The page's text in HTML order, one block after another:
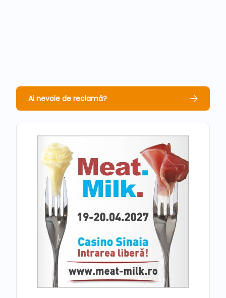
Ai nevoie de reclamă?